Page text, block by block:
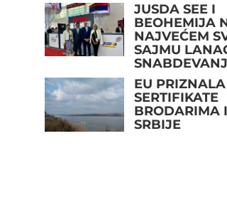
JUSDA SEE I
BEOHEMIJA
NAJVEĆEM
SAJMU
EU PRIZNALA
SERTIFIKATE
BRODARIMA
SRBIJE